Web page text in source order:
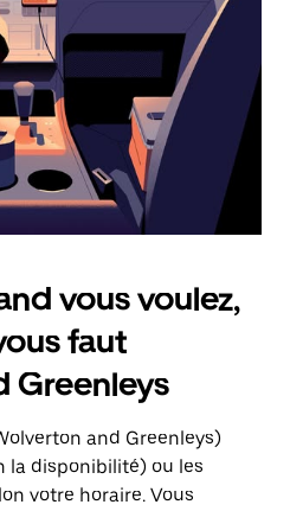
vous voulez,
faut
Greenleys
and Greenleys)
la disponibilité) ou les
votre horaire. Vous